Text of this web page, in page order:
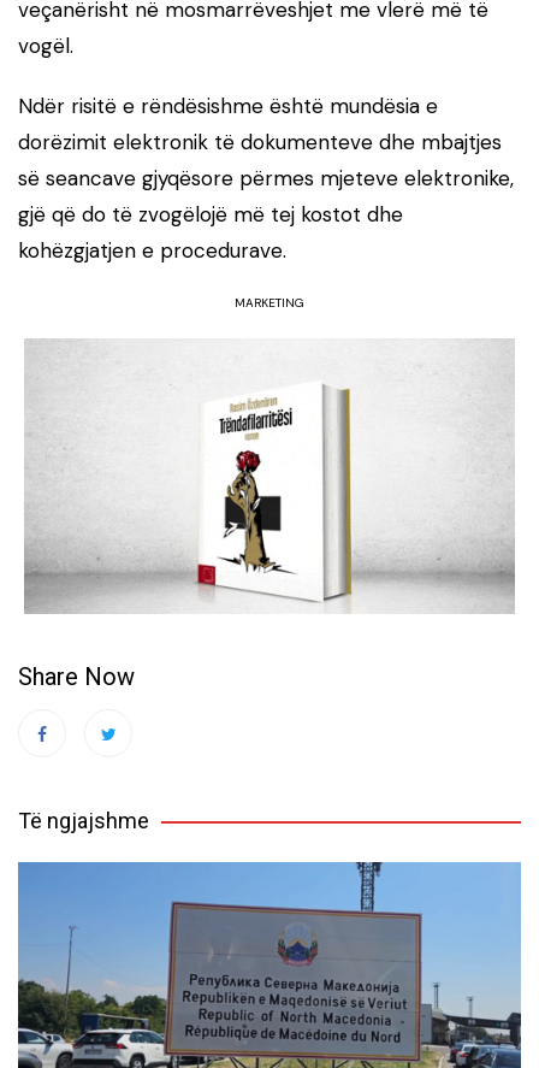
veçanërisht në mosmarrëveshjet me vlerë më të
vogël.
Ndër risitë e rëndësishme është mundësia e
dorëzimit elektronik të dokumenteve dhe mbajtjes
së seancave gjyqësore përmes mjeteve elektronike,
gjë që do të zvogëlojë më tej kostot dhe
kohëzgjatjen e procedurave.
MARKETING
Share Now
Të ngjajshme